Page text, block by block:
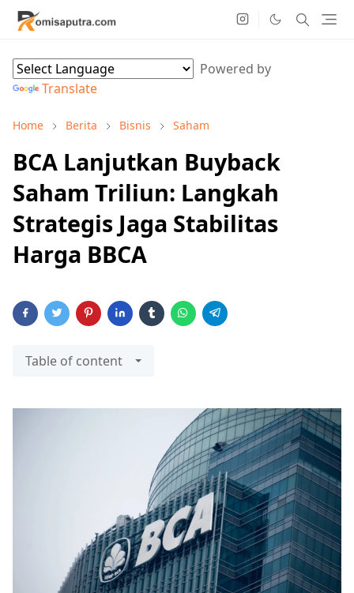
Powered by
Translate
Home Berita Bisnis Saham
BCA Lanjutkan Buyback
Saham Triliun: Langkah
Strategis Jaga Stabilitas
Harga BBCA
Table of content